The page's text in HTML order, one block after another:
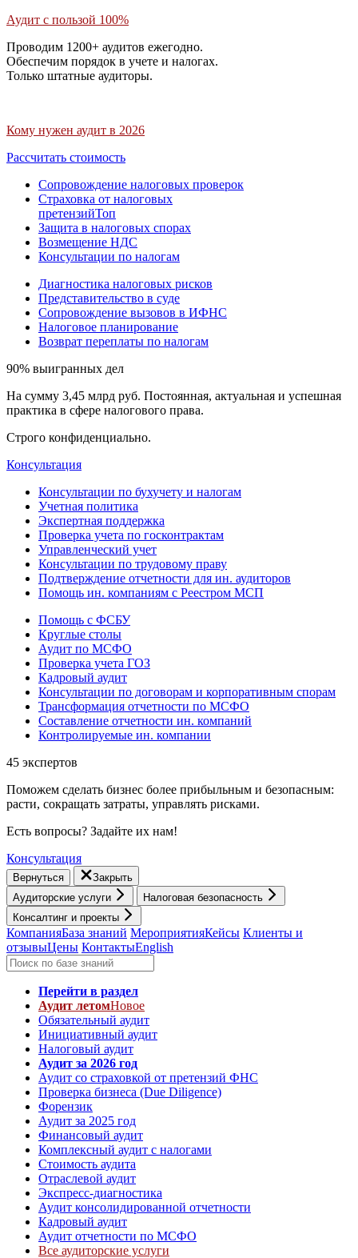
Аудит с пользой 100%
Проводим 1200+ аудитов ежегодно.
Обеспечим порядок в учете и налогах.
Только штатные аудиторы.
Кому нужен аудит в 2026
Рассчитать стоимость
Сопровождение налоговых проверок
Страховка от налоговых
претензийТоп
Защита в налоговых спорах
Возмещение НДС
Консультации по налогам
Диагностика налоговых рисков
Представительство в суде
Сопровождение вызовов в ИФНС
Налоговое планирование
Возврат переплаты по налогам
90% выигранных дел
На сумму 3,45 млрд руб. Постоянная, актуальная и успешная
практика в сфере налогового права.
Строго конфиденциально.
Консультация
Консультации по бухучету и налогам
Учетная политика
Экспертная поддержка
Проверка учета по госконтрактам
Управленческий учет
Консультации по трудовому праву
Подтверждение отчетности для ин. аудиторов
Помощь ин. компаниям с Реестром МСП
Помощь с ФСБУ
Круглые столы
Аудит по МСФО
Проверка учета ГОЗ
Кадровый аудит
Консультации по договорам и корпоративным спорам
Трансформация отчетности по МСФО
Составление отчетности ин. компаний
Контролируемые ин. компании
45 экспертов
Поможем сделать бизнес более прибыльным и безопасным:
расти, cокращать затраты, управлять рисками.
Есть вопросы? Задайте их нам!
Консультация
Вернуться
Закрыть
Аудиторские услуги
Налоговая безопасность
Консалтинг и проекты
КомпанияБаза знаний МероприятияКейсы Клиенты и
отзывыЦены КонтактыEnglish
Перейти в раздел
Аудит летомНовое
Обязательный аудит
Инициативный аудит
Налоговый аудит
Аудит за 2026 год
Аудит со страховкой от претензий ФНС
Проверка бизнеса (Due Diligence)
Форензик
Аудит за 2025 год
Финансовый аудит
Комплексный аудит с налогами
Стоимость аудита
Отраслевой аудит
Экспресс-диагностика
Аудит консолидированной отчетности
Кадровый аудит
Аудит отчетности по МСФО
Все аудиторские услуги